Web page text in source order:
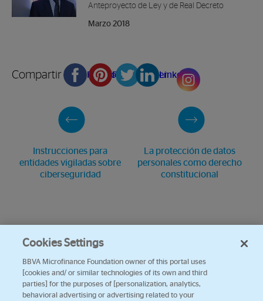
Anteproyecto de Ley y de Real Decreto
Marzo 2018
Compartir en FacebookPinterestTwitterLinkedin
Instrucciones para
entidades vigiladas sobre
ciberseguridad
La protección de datos
personales como derecho
constitucional
Cookies Settings
BBVA Microfinance Foundation owner of this portal uses
[cookies and/ or similar technologies of its own and third
parties] for the purposes of [personalization, analytics,
behavioral advertising or advertising related to your